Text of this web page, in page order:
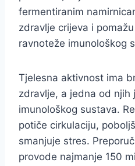
fermentiranim
zdravlje crijeva i
ravnoteže imunološkog
Tjelesna aktivnost ima
zdravlje, a jedna od njih
imunološkog sustava.
potiče cirkulaciju,
smanjuje stres.
provode najmanje 150